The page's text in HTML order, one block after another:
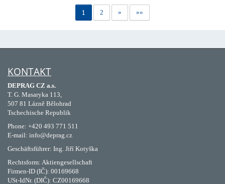
1 2 » »»
KONTAKT
DEPRAG CZ a.s.
T. G. Masaryka 113,
507 81 Lázně Bělohrad
Tschechische Republik
Phone: +420 493 771 511
E-mail: info@deprag.cz
Geschäftsführer: Ing. Jiří Kotyška
Rechtsform: Aktiengesellschaft
Firmen-ID (IČ): 00169668
USt-IdNr. (DIČ): CZ00169668